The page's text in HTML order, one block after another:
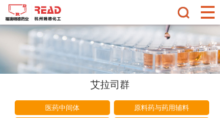
艾拉司群
医药中间体 原料药与药用辅料